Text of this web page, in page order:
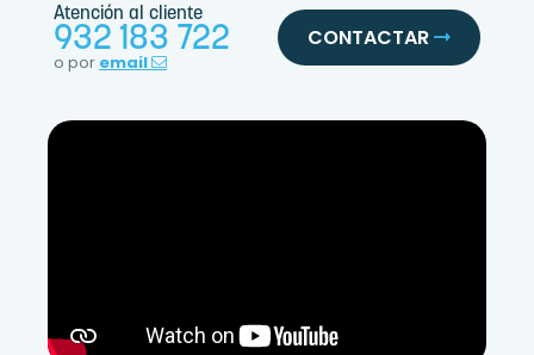
Atención al cliente
932 183 722
o por email
CONTACTAR